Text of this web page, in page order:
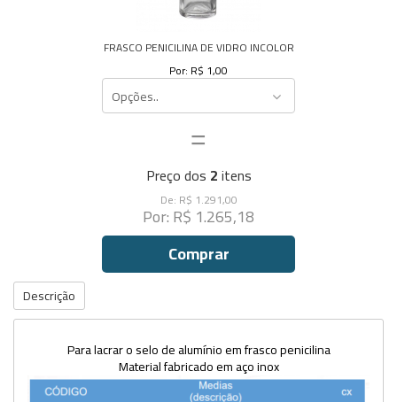
FRASCO PENICILINA DE VIDRO INCOLOR
Por: R$ 1,00
Opções..
=
Preço dos 2itens
De: R$ 1.291,00
Por: R$ 1.265,18
Comprar
Descrição
Para lacrar o selo de alumínio em frasco penicilina
Material fabricado em aço inox